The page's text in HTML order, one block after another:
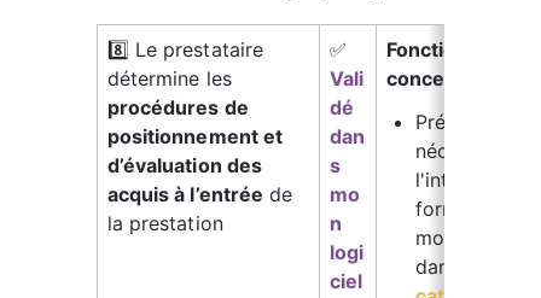
8️⃣ Le prestataire
détermine les
procédures de
positionnement et
d’évaluation des
acquis à l’entrée de
la prestation
✅
Vali
dé
dan
s
mo
n
logi
ciel
Fonctionnalités
concernées :
Précisez les
nécessaires
l'intégration
formation et
modalités
dans la fiche